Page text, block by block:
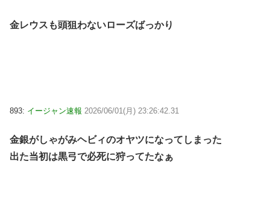
金レウスも頭狙わないローズばっかり
893: イージャン速報 2026/06/01(月) 23:26:42.31
金銀がしゃがみヘビィのオヤツになってしまった
出た当初は黒弓で必死に狩ってたなぁ